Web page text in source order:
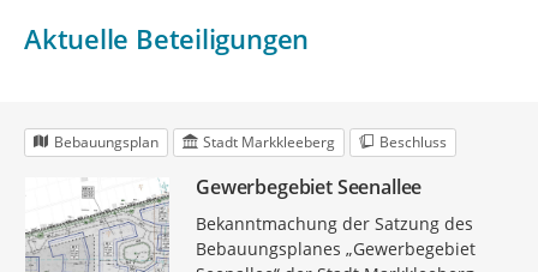
Aktuelle Beteiligungen
Bebauungsplan Stadt Markkleeberg Beschluss
Gewerbegebiet Seenallee
Bekanntmachung der Satzung des
Bebauungsplanes „Gewerbegebiet